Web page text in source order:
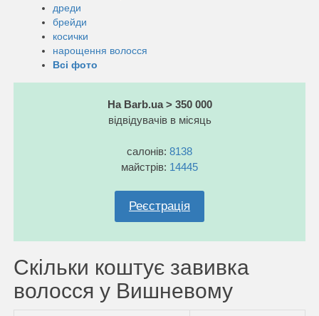
дреди
брейди
косички
нарощення волосся
Всі фото
На Barb.ua > 350 000
відвідувачів в місяць
салонів: 8138
майстрів: 14445
Реєстрація
Скільки коштує завивка
волосся у Вишневому